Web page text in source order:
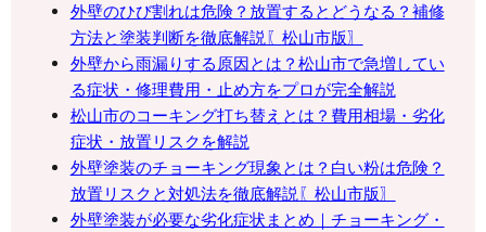
外壁のひび割れは危険？放置するとどうなる？補修
方法と塗装判断を徹底解説〖松山市版〗
外壁から雨漏りする原因とは？松山市で急増してい
る症状・修理費用・止め方をプロが完全解説
松山市のコーキング打ち替えとは？費用相場・劣化
症状・放置リスクを解説
外壁塗装のチョーキング現象とは？白い粉は危険？
放置リスクと対処法を徹底解説〖松山市版〗
外壁塗装が必要な劣化症状まとめ｜チョーキング・